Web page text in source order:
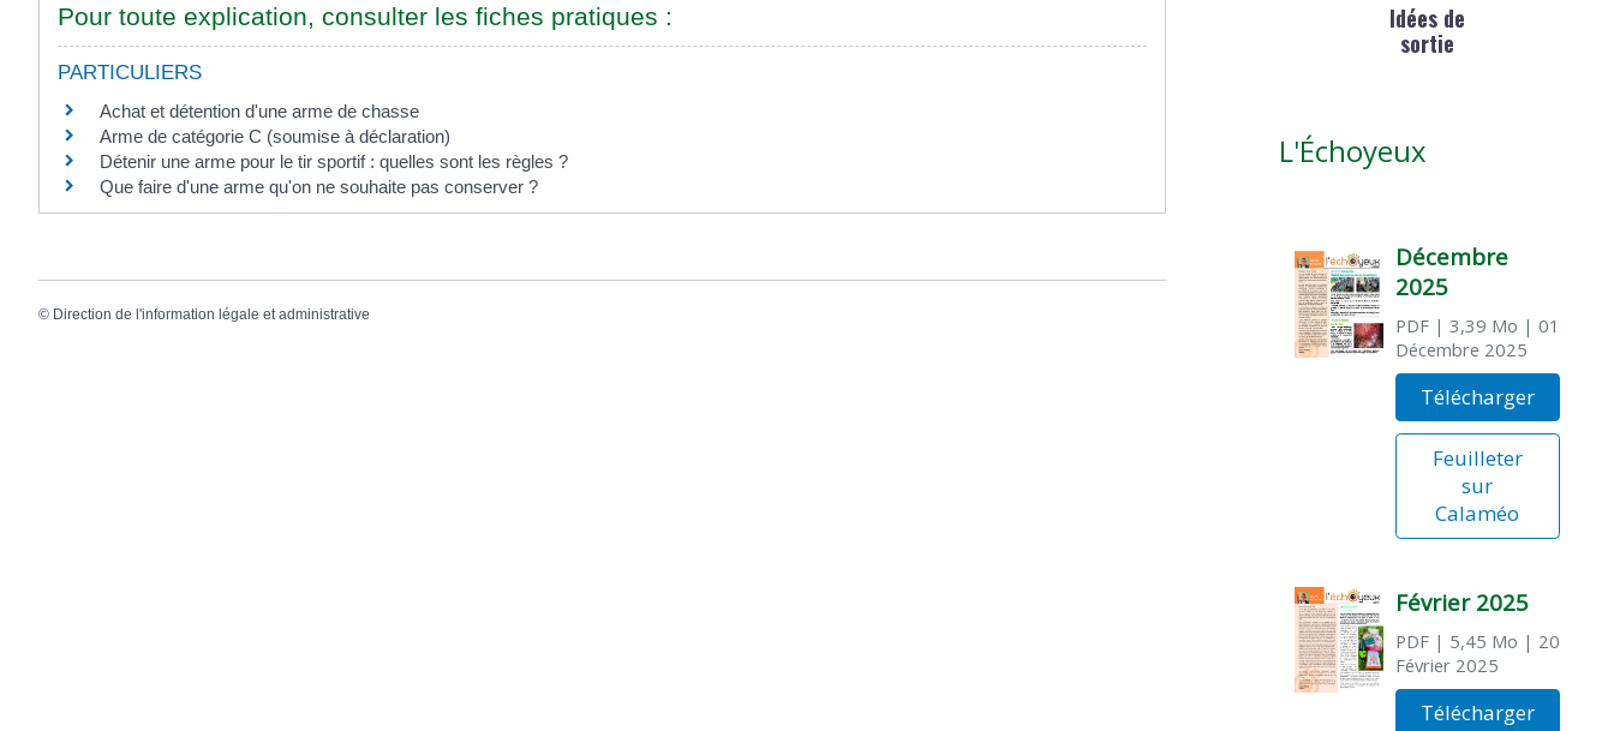
Pour toute explication, consulter les fiches pratiques :
PARTICULIERS
Achat et détention d'une arme de chasse
Arme de catégorie C (soumise à déclaration)
Détenir une arme pour le tir sportif : quelles sont les règles ?
Que faire d'une arme qu'on ne souhaite pas conserver ?
© Direction de l'information légale et administrative
Idées de
sortie
L'Échoyeux
Décembre
2025
PDF| 3,39 Mo | 01
Décembre 2025
Télécharger
Feuilleter
sur
Calaméo
Février 2025
PDF| 5,45 Mo | 20
Février 2025
Télécharger